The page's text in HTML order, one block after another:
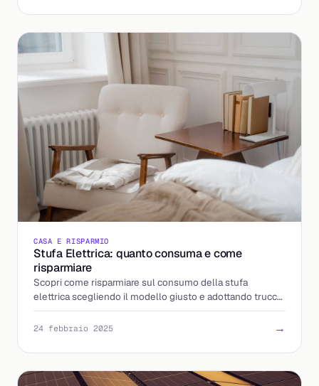
CASA E RISPARMIO
Stufa Elettrica: quanto consuma e come
risparmiare
Scopri come risparmiare sul consumo della stufa
elettrica scegliendo il modello giusto e adottando trucchi
efficaci.
24 febbraio 2025 →